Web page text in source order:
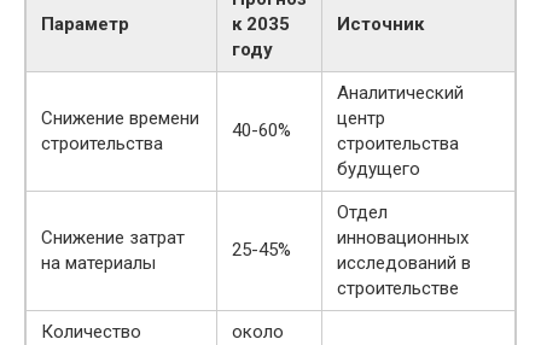
Параметр
к 2035
году
Источник
Снижение времени
строительства
40-60%
Аналитический
центр
строительства
будущего
Снижение затрат
на материалы
25-45%
Отдел
инновационных
исследований в
строительстве
Количество
около